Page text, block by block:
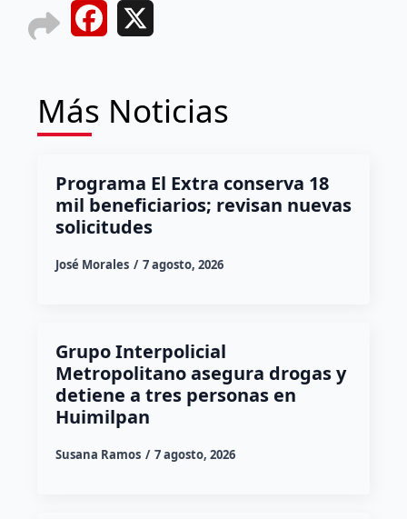
Facebook
Más Noticias
Programa El Extra conserva 18
mil beneficiarios; revisan nuevas
solicitudes
José Morales 7 agosto, 2026
Grupo Interpolicial
Metropolitano asegura drogas y
detiene a tres personas en
Huimilpan
Susana Ramos 7 agosto, 2026